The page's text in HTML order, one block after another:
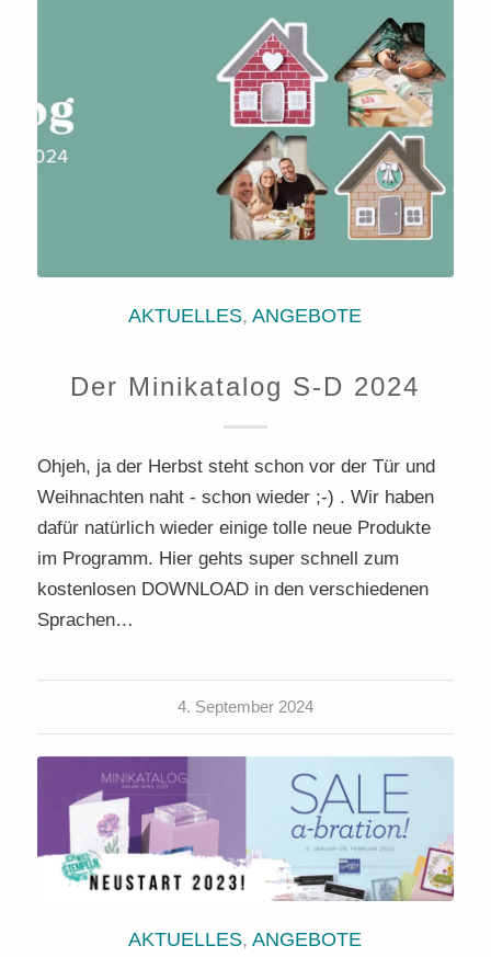
AKTUELLES,ANGEBOTE
Der Minikatalog S-D 2024
Ohjeh, ja der Herbst steht schon vor der Tür und
Weihnachten naht - schon wieder ;-) . Wir haben
dafür natürlich wieder einige tolle neue Produkte
im Programm. Hier gehts super schnell zum
kostenlosen DOWNLOAD in den verschiedenen
Sprachen…
4. September 2024
AKTUELLES,ANGEBOTE